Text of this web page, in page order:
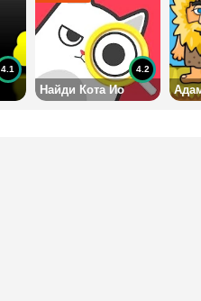
4.1
Найди Кота Ио
4.2